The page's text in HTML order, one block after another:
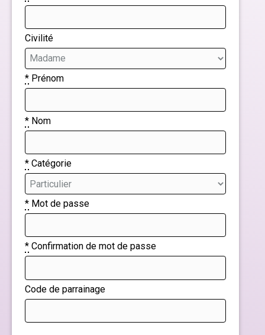
Civilité
* Prénom
* Nom
* Catégorie
* Mot de passe
* Confirmation de mot de passe
Code de parrainage